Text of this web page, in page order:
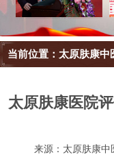
当前位置： 太原肤康中
太原肤康医院
来源：太原肤康中